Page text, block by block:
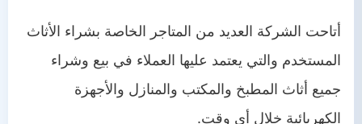
أتاحت الشركة العديد من المتاجر الخاصة بشراء الأثاث
المستخدم والتي يعتمد عليها العملاء في بيع وشراء
جميع أثاث المطبخ والمكتب والمنازل والأجهزة
الكهربائية خلال أي وقت.